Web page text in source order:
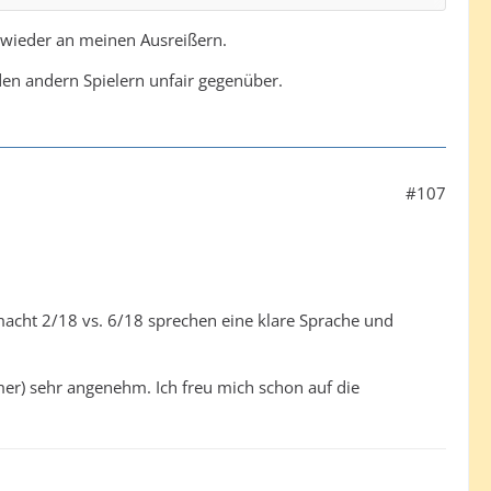
hast.
an meinen Ausreißern.
andern Spielern unfair gegenüber.
#107
2/18 vs. 6/18 sprechen eine klare Sprache und
sehr angenehm. Ich freu mich schon auf die